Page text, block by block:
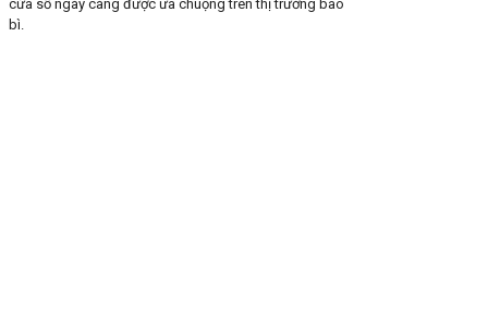
cửa sổ ngày càng được ưa chuộng trên thị trường bao
bì.